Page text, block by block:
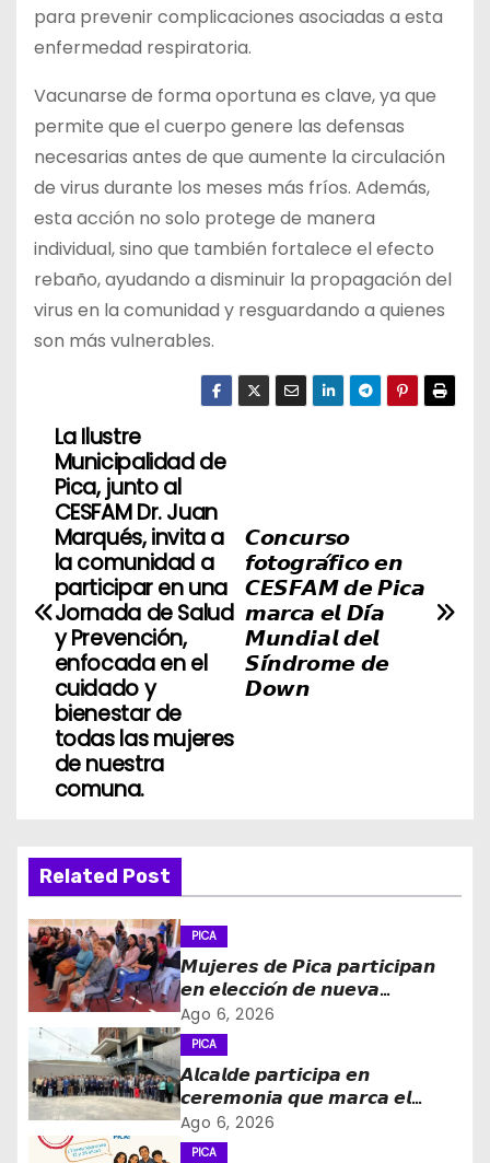
para prevenir complicaciones asociadas a esta
enfermedad respiratoria.
Vacunarse de forma oportuna es clave, ya que
permite que el cuerpo genere las defensas
necesarias antes de que aumente la circulación
de virus durante los meses más fríos. Además,
esta acción no solo protege de manera
individual, sino que también fortalece el efecto
rebaño, ayudando a disminuir la propagación del
virus en la comunidad y resguardando a quienes
son más vulnerables.
N
g
n
d
e
e
n
t
r
𝘾𝙤𝙣𝙘𝙪𝙧𝙨𝙤
𝙛𝙤𝙩𝙤𝙜𝙧𝙖́𝙛𝙞𝙘𝙤 𝙚𝙣
𝘾𝙀𝙎𝙁𝘼𝙈 𝙙𝙚 𝙋𝙞𝙘𝙖
𝙢𝙖𝙧𝙘𝙖 𝙚𝙡 𝘿𝙞́𝙖
𝙈𝙪𝙣𝙙𝙞𝙖𝙡 𝙙𝙚𝙡
𝙎𝙞́𝙣𝙙𝙧𝙤𝙢𝙚 𝙙𝙚
𝘿𝙤𝙬𝙣
La Ilustre
Municipalidad de
Pica, junto al
CESFAM Dr. Juan
Marqués, invita a
la comunidad a
participar en una
Jornada de Salud
y Prevención,
enfocada en el
cuidado y
bienestar de
todas las mujeres
de nuestra
comuna.
Related Post
PICA
𝙈𝙪𝙟𝙚𝙧𝙚𝙨 𝙙𝙚 𝙋𝙞𝙘𝙖 𝙥𝙖𝙧𝙩𝙞𝙘𝙞𝙥𝙖𝙣
𝙚𝙣 𝙚𝙡𝙚𝙘𝙘𝙞𝙤́𝙣 𝙙𝙚 𝙣𝙪𝙚𝙫𝙖
𝙙𝙞𝙧𝙚𝙘𝙩𝙞𝙫𝙖 𝙙𝙚 𝙡𝙖 𝙈𝙚𝙨𝙖 𝙙𝙚 𝙡𝙖
𝙈𝙪𝙟𝙚𝙧 𝙍𝙪𝙧𝙖𝙡 𝙚 𝙄𝙣𝙙𝙞́𝙜𝙚𝙣𝙖
Ago 6, 2026
PICA
𝘼𝙡𝙘𝙖𝙡𝙙𝙚 𝙥𝙖𝙧𝙩𝙞𝙘𝙞𝙥𝙖 𝙚𝙣
𝙘𝙚𝙧𝙚𝙢𝙤𝙣𝙞𝙖 𝙦𝙪𝙚 𝙢𝙖𝙧𝙘𝙖 𝙚𝙡
𝙞𝙣𝙜𝙧𝙚𝙨𝙤 𝙙𝙚 𝙚𝙜𝙧𝙚𝙨𝙖𝙙𝙤𝙨 𝙙𝙚𝙡
𝙇𝙞𝙘𝙚𝙤 𝘽𝙞𝙘𝙚𝙣𝙩𝙚𝙣𝙖𝙧𝙞𝙤 𝙋𝙖𝙙𝙧𝙚
Ago 6, 2026
PICA